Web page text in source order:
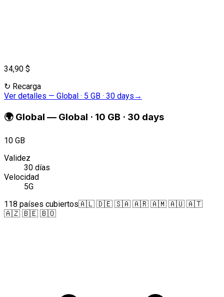
34,90 $
↻ Recarga
Ver detalles — Global · 5 GB · 30 days →
🌍 Global — Global · 10 GB · 30 days
10 GB
Validez
30 días
Velocidad
5G
118 países cubiertos🇦🇱 🇩🇪 🇸🇦 🇦🇷 🇦🇲 🇦🇺 🇦🇹
🇦🇿 🇧🇪 🇧🇴